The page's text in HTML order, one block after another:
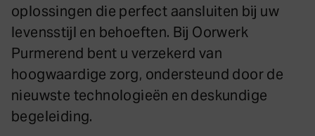
oplossingen die perfect aansluiten bij uw
levensstijl en behoeften. Bij Oorwerk
Purmerend bent u verzekerd van
hoogwaardige zorg, ondersteund door de
nieuwste technologieën en deskundige
begeleiding.